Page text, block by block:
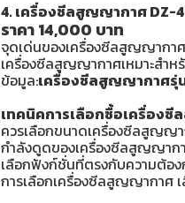
4. เครื่องซีลสูญญากาศ DZ-
ราคา 14,000 บาท
จุดเด่นของเครื่องซีลสูญญากาศ
เครื่องซีลสูญญากาศเหมาะสำ
ข้อมูล:เครื่องซีลสูญญากาศรุ่
เทคนิคการเลือกซื้อเครื่อง
ควรเลือกขนาดเครื่องซีลสูญญ
กำลังดูดของเครื่องซีลสูญญาก
เลือกฟังก์ชั่นที่ตรงกับความต้อ
การเลือกเครื่องซีลสูญญากาศ